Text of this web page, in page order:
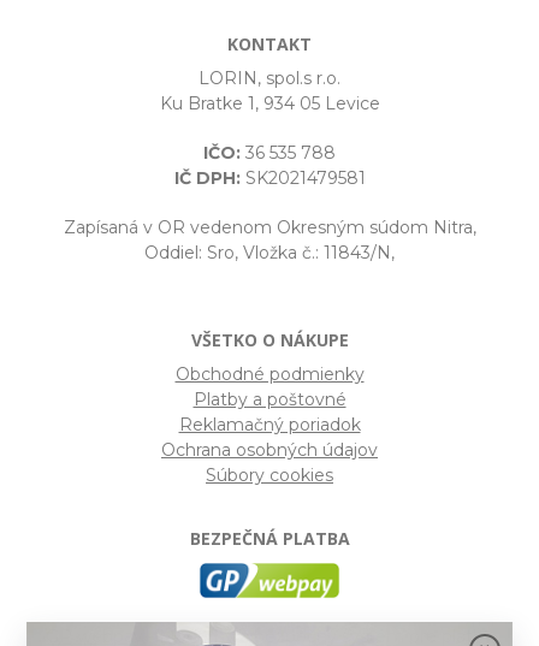
KONTAKT
LORIN, spol.s r.o.
Ku Bratke 1, 934 05 Levice
IČO: 36 535 788
IČ DPH:SK2021479581
Zapísaná v OR vedenom Okresným súdom Nitra,
Oddiel: Sro, Vložka č.: 11843/N,
VŠETKO O NÁKUPE
Obchodné podmienky
Platby a poštovné
Reklamačný poriadok
Ochrana osobných údajov
Súbory cookies
BEZPEČNÁ PLATBA
- Moderný a bezpečný systém pre platby